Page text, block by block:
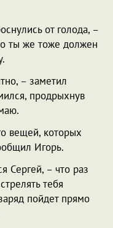
от голода, –
ты же тоже должен
– заметил
продрыхнув
вещей, которых
Игорь.
Сергей, – что раз
тебя
пойдет прямо